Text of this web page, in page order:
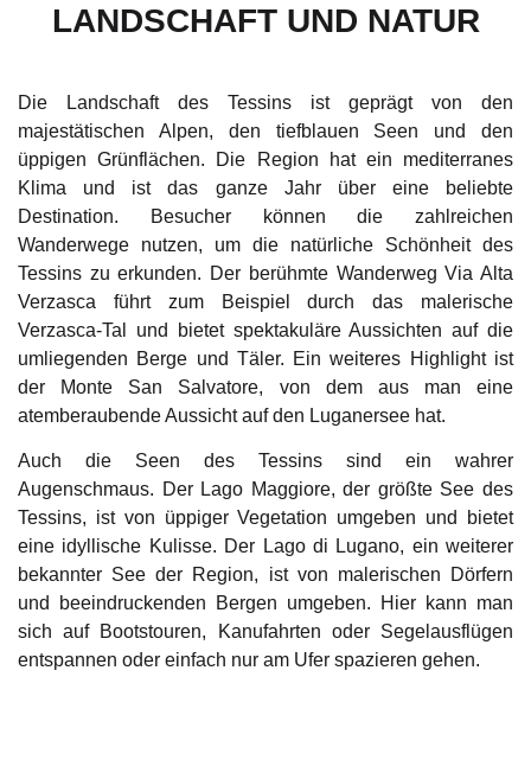
LANDSCHAFT UND NATUR
Die Landschaft des Tessins ist geprägt von den
majestätischen Alpen, den tiefblauen Seen und den
üppigen Grünflächen. Die Region hat ein mediterranes
Klima und ist das ganze Jahr über eine beliebte
Destination. Besucher können die zahlreichen
Wanderwege nutzen, um die natürliche Schönheit des
Tessins zu erkunden. Der berühmte Wanderweg Via Alta
Verzasca führt zum Beispiel durch das malerische
Verzasca-Tal und bietet spektakuläre Aussichten auf die
umliegenden Berge und Täler. Ein weiteres Highlight ist
der Monte San Salvatore, von dem aus man eine
atemberaubende Aussicht auf den Luganersee hat.
Auch die Seen des Tessins sind ein wahrer
Augenschmaus. Der Lago Maggiore, der größte See des
Tessins, ist von üppiger Vegetation umgeben und bietet
eine idyllische Kulisse. Der Lago di Lugano, ein weiterer
bekannter See der Region, ist von malerischen Dörfern
und beeindruckenden Bergen umgeben. Hier kann man
sich auf Bootstouren, Kanufahrten oder Segelausflügen
entspannen oder einfach nur am Ufer spazieren gehen.